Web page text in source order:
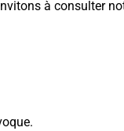
à consulter